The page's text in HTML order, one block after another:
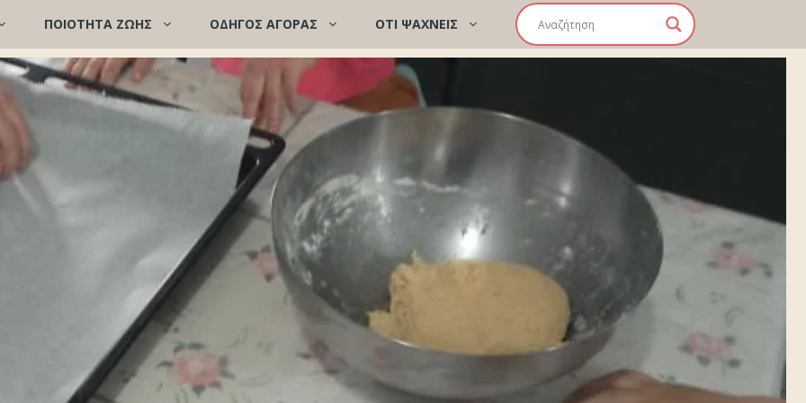
ΠΟΙΌΤΗΤΑ ΖΩΉΣ ΟΔΗΓΟΣ ΑΓΟΡΑΣ ΟΤΙ ΨΑΧΝΕΙΣ